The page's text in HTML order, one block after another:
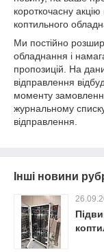
короткочасну
коптильного
Ми постійно
обладнання і
пропозицій. На
відправлення
моменту
журнальному
відправлення.
Інші новини